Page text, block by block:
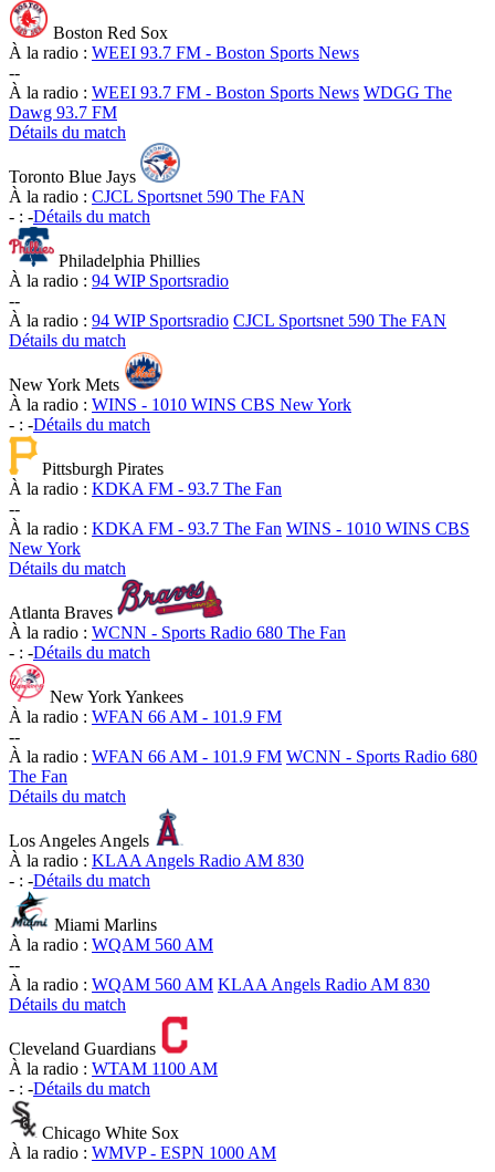
Boston Red Sox
À la radio : WEEI 93.7 FM - Boston Sports News
--
À la radio : WEEI 93.7 FM - Boston Sports News WDGG The
Dawg 93.7 FM
Détails du match
Toronto Blue Jays
À la radio : CJCL Sportsnet 590 The FAN
- : -Détails du match
Philadelphia Phillies
À la radio : 94 WIP Sportsradio
--
À la radio : 94 WIP Sportsradio CJCL Sportsnet 590 The FAN
Détails du match
New York Mets
À la radio : WINS - 1010 WINS CBS New York
- : -Détails du match
Pittsburgh Pirates
À la radio : KDKA FM - 93.7 The Fan
--
À la radio : KDKA FM - 93.7 The Fan WINS - 1010 WINS CBS
New York
Détails du match
Atlanta Braves
À la radio : WCNN - Sports Radio 680 The Fan
- : -Détails du match
New York Yankees
À la radio : WFAN 66 AM - 101.9 FM
--
À la radio : WFAN 66 AM - 101.9 FM WCNN - Sports Radio 680
The Fan
Détails du match
Los Angeles Angels
À la radio : KLAA Angels Radio AM 830
- : -Détails du match
Miami Marlins
À la radio : WQAM 560 AM
--
À la radio : WQAM 560 AM KLAA Angels Radio AM 830
Détails du match
Cleveland Guardians
À la radio : WTAM 1100 AM
- : -Détails du match
Chicago White Sox
À la radio : WMVP - ESPN 1000 AM